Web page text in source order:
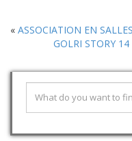
« ASSOCIATION EN
GOLRI STORY 14